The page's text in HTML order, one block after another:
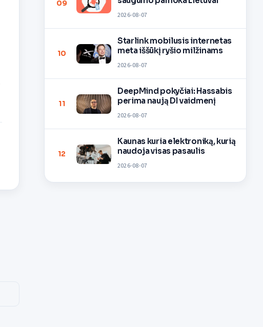
09
2026-08-07
10
Starlink mobilusis internetas
meta iššūkį ryšio milžinams
2026-08-07
11
DeepMind pokyčiai: Hassabis
perima naują DI vaidmenį
2026-08-07
12
Kaunas kuria elektroniką, kurią
naudoja visas pasaulis
2026-08-07